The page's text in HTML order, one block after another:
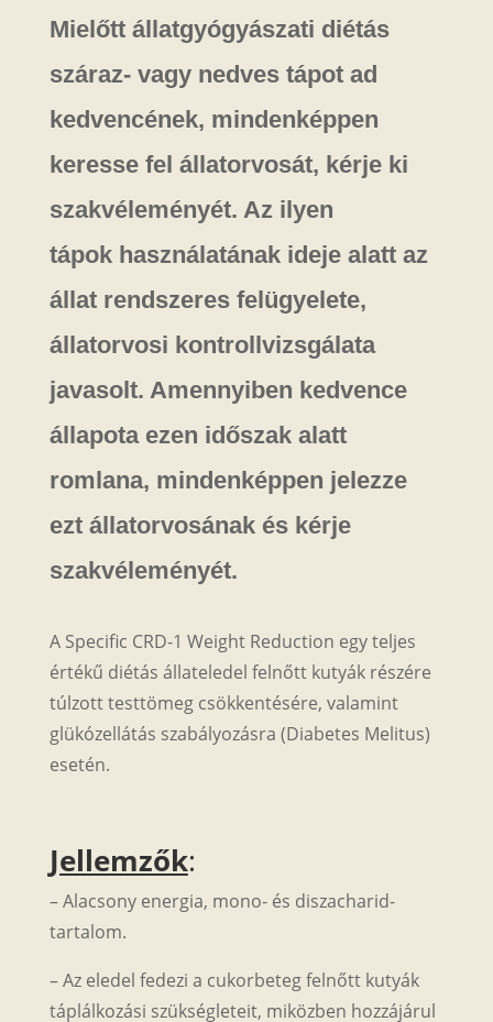
Mielőtt állatgyógyászati diétás
száraz- vagy nedves tápot ad
kedvencének, mindenképpen
keresse fel állatorvosát, kérje ki
szakvéleményét. Az ilyen
tápok használatának ideje alatt az
állat rendszeres felügyelete,
állatorvosi kontrollvizsgálata
javasolt. Amennyiben kedvence
állapota ezen időszak alatt
romlana, mindenképpen jelezze
ezt állatorvosának és kérje
szakvéleményét.
A Specific CRD-1 Weight Reduction egy teljes
értékű diétás állateledel felnőtt kutyák részére
túlzott testtömeg csökkentésére, valamint
glükózellátás szabályozásra (Diabetes Melitus)
esetén.
Jellemzők:
– Alacsony energia, mono- és diszacharid-
tartalom.
– Az eledel fedezi a cukorbeteg felnőtt kutyák
táplálkozási szükségleteit, miközben hozzájárul